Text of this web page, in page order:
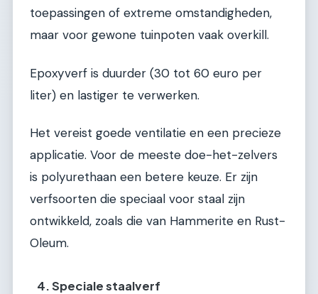
toepassingen of extreme omstandigheden,
maar voor gewone tuinpoten vaak overkill.
Epoxyverf is duurder (30 tot 60 euro per
liter) en lastiger te verwerken.
Het vereist goede ventilatie en een precieze
applicatie. Voor de meeste doe-het-zelvers
is polyurethaan een betere keuze. Er zijn
verfsoorten die speciaal voor staal zijn
ontwikkeld, zoals die van Hammerite en Rust-
Oleum.
4. Speciale staalverf